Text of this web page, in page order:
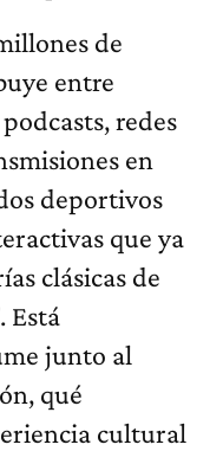
de
entre
redes
en
deportivos
que ya
clásicas de
Está
junto al
qué
cultural